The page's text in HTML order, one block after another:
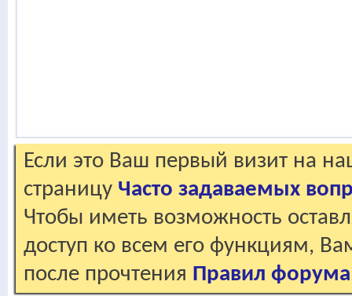
Если это Ваш первый визит на
страницу Часто задаваемых
Чтобы иметь возможность
доступ ко всем его функциям,
после прочтения Правил форума